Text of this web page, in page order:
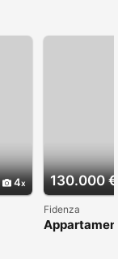
4 130.000 €
Fidenza